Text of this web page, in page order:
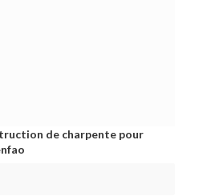
de charpente pour